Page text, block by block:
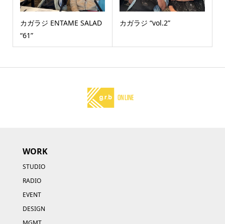
カガラジ ENTAME SALAD
“61”
カガラジ “vol.2”
WORK
STUDIO
RADIO
EVENT
DESIGN